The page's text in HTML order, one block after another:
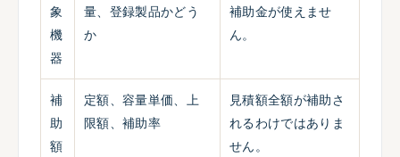
象
機
器
量、登録製品かどう
か
補助金が使えませ
ん。
補
助
額
定額、容量単価、上
限額、補助率
見積額全額が補助さ
れるわけではありま
せん。